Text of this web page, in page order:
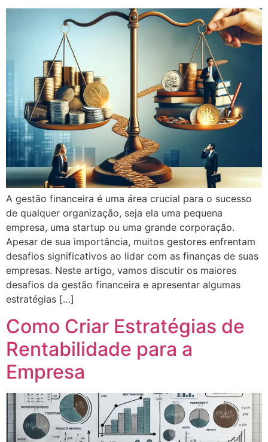
A gestão financeira é uma área crucial para o sucesso
de qualquer organização, seja ela uma pequena
empresa, uma startup ou uma grande corporação.
Apesar de sua importância, muitos gestores enfrentam
desafios significativos ao lidar com as finanças de suas
empresas. Neste artigo, vamos discutir os maiores
desafios da gestão financeira e apresentar algumas
estratégias […]
Como Criar Estratégias de
Rentabilidade para a
Empresa